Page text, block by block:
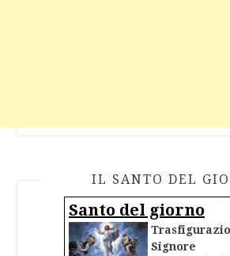
IL SANTO DEL
Santo del giorno
Signore